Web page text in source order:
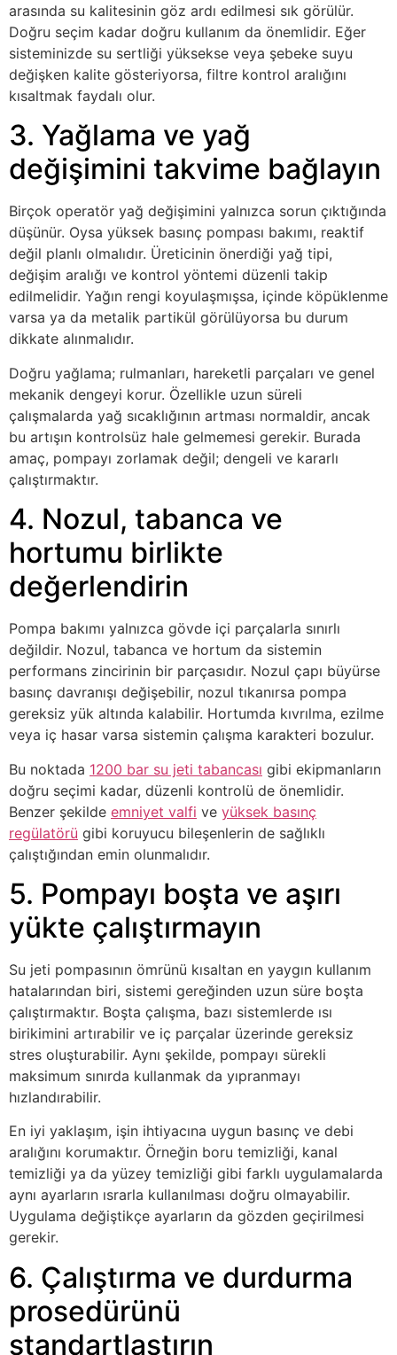
arasında su kalitesinin göz ardı edilmesi sık görülür.
Doğru seçim kadar doğru kullanım da önemlidir. Eğer
sisteminizde su sertliği yüksekse veya şebeke suyu
değişken kalite gösteriyorsa, filtre kontrol aralığını
kısaltmak faydalı olur.
3. Yağlama ve yağ
değişimini takvime bağlayın
Birçok operatör yağ değişimini yalnızca sorun çıktığında
düşünür. Oysa yüksek basınç pompası bakımı, reaktif
değil planlı olmalıdır. Üreticinin önerdiği yağ tipi,
değişim aralığı ve kontrol yöntemi düzenli takip
edilmelidir. Yağın rengi koyulaşmışsa, içinde köpüklenme
varsa ya da metalik partikül görülüyorsa bu durum
dikkate alınmalıdır.
Doğru yağlama; rulmanları, hareketli parçaları ve genel
mekanik dengeyi korur. Özellikle uzun süreli
çalışmalarda yağ sıcaklığının artması normaldir, ancak
bu artışın kontrolsüz hale gelmemesi gerekir. Burada
amaç, pompayı zorlamak değil; dengeli ve kararlı
çalıştırmaktır.
4. Nozul, tabanca ve
hortumu birlikte
değerlendirin
Pompa bakımı yalnızca gövde içi parçalarla sınırlı
değildir. Nozul, tabanca ve hortum da sistemin
performans zincirinin bir parçasıdır. Nozul çapı büyürse
basınç davranışı değişebilir, nozul tıkanırsa pompa
gereksiz yük altında kalabilir. Hortumda kıvrılma, ezilme
veya iç hasar varsa sistemin çalışma karakteri bozulur.
Bu noktada 1200 bar su jeti tabancası gibi ekipmanların
doğru seçimi kadar, düzenli kontrolü de önemlidir.
Benzer şekilde emniyet valfi ve yüksek basınç
regülatörü gibi koruyucu bileşenlerin de sağlıklı
çalıştığından emin olunmalıdır.
5. Pompayı boşta ve aşırı
yükte çalıştırmayın
Su jeti pompasının ömrünü kısaltan en yaygın kullanım
hatalarından biri, sistemi gereğinden uzun süre boşta
çalıştırmaktır. Boşta çalışma, bazı sistemlerde ısı
birikimini artırabilir ve iç parçalar üzerinde gereksiz
stres oluşturabilir. Aynı şekilde, pompayı sürekli
maksimum sınırda kullanmak da yıpranmayı
hızlandırabilir.
En iyi yaklaşım, işin ihtiyacına uygun basınç ve debi
aralığını korumaktır. Örneğin boru temizliği, kanal
temizliği ya da yüzey temizliği gibi farklı uygulamalarda
aynı ayarların ısrarla kullanılması doğru olmayabilir.
Uygulama değiştikçe ayarların da gözden geçirilmesi
gerekir.
6. Çalıştırma ve durdurma
prosedürünü
standartlaştırın